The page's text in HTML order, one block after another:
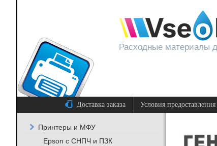
Расходные материалы
Доставка заказа Условия предоставления
Принтеры и МФУ
Epson с СНПЧ и ПЗК